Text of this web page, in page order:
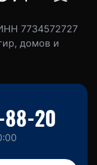
7734572727
домов и
20